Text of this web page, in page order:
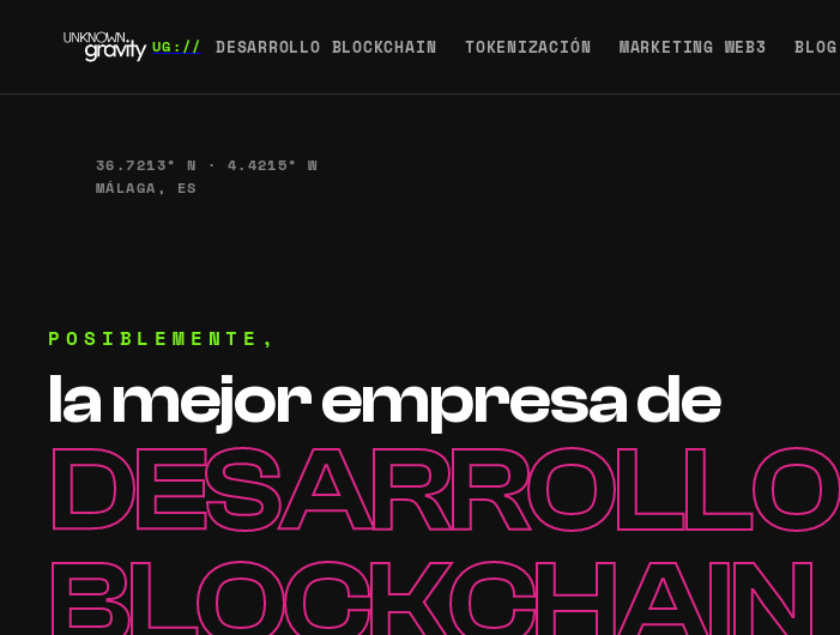
DESARROLLO BLOCKCHAIN TOKENIZACIÓN MARKETING WEB3 BLOG
36.7213° N · 4.4215° W
MÁLAGA, ES
POSIBLEMENTE,
la mejor empresa de
DESARROLLO
BLOCKCHAIN